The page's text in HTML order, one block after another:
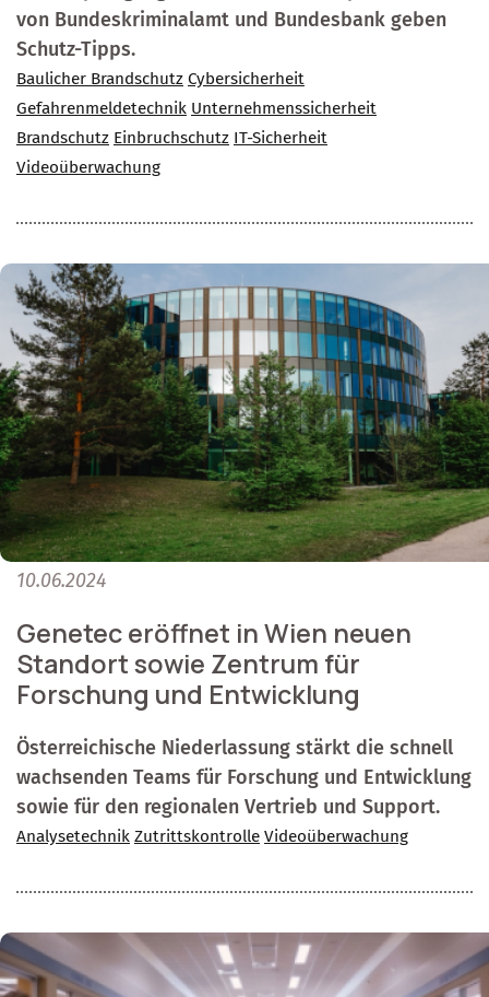
von Bundeskriminalamt und Bundesbank geben
Schutz-Tipps.
Baulicher Brandschutz Cybersicherheit
Gefahrenmeldetechnik Unternehmenssicherheit
Brandschutz Einbruchschutz IT-Sicherheit
Videoüberwachung
10.06.2024
Genetec eröffnet in Wien neuen
Standort sowie Zentrum für
Forschung und Entwicklung
Österreichische Niederlassung stärkt die schnell
wachsenden Teams für Forschung und Entwicklung
sowie für den regionalen Vertrieb und Support.
Analysetechnik Zutrittskontrolle Videoüberwachung